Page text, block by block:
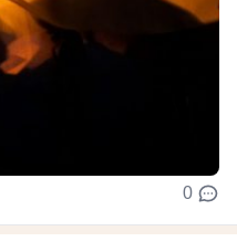
0